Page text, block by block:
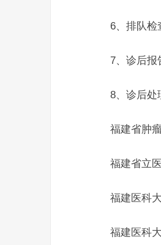
6、排队检查
7、诊后报告
8、诊后处理
福建省肿瘤
福建省立
福建医科大
福建医科大